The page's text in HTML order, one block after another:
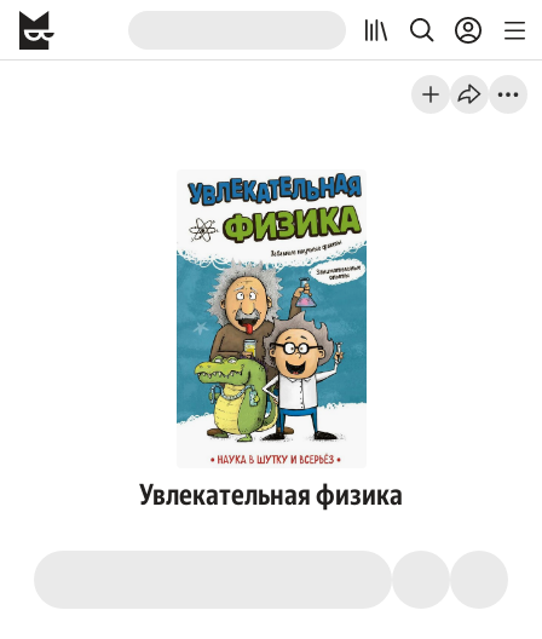
Увлекательная физика